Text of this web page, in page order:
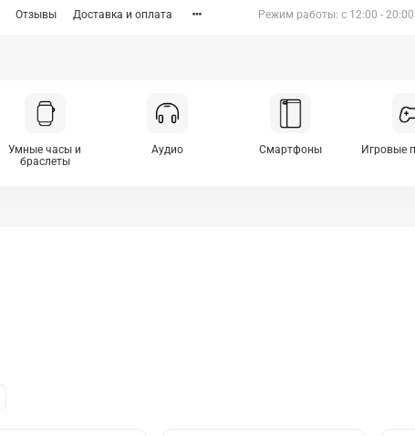
Отзывы Доставка и оплата Режим работы: c 12:00 - 20:00
Умные часы и
браслеты
Аудио Смартфоны Игровые